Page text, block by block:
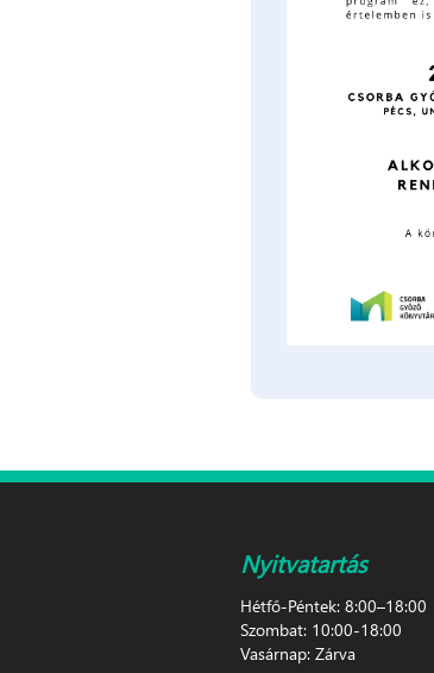
Nyitvatartás
Hétfő-Péntek: 8:00–18:00
Szombat: 10:00-18:00
Vasárnap: Zárva